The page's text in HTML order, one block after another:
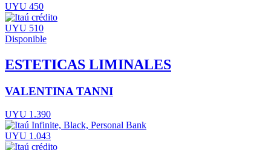
UYU 450
UYU 510
Disponible
ESTETICAS LIMINALES
VALENTINA TANNI
UYU 1.390
UYU 1.043